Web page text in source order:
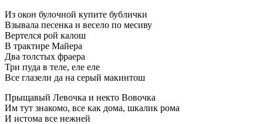
Из окон булочной купите бублички
Взывала песенка и весело по месиву
Вертелся рой калош
В трактире Майера
Два толстых фраера
Три пуда в теле, еле еле
Все глазели да на серый макинтош
Прыщавый Левочка и некто Вовочка
Им тут знакомо, все как дома, шкалик рома
И истома все нежней